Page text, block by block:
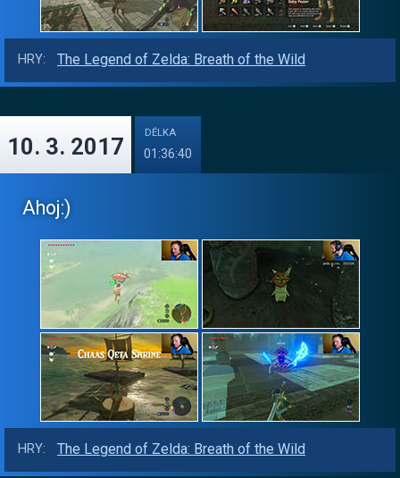
HRY: The Legend of Zelda: Breath of the Wild
10. 3. 2017
DÉLKA
01:36:40
Ahoj:)
HRY: The Legend of Zelda: Breath of the Wild